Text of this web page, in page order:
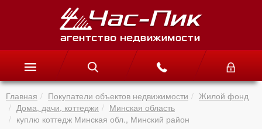
Главная Покупатели объектов недвижимости
Жилой фонд
Дома, дачи, коттеджи
Минская область
куплю коттедж Минская обл., Минский район